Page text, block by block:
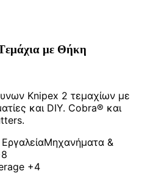
με Θήκη
Knipex 2 τεμαχίων με
και DIY. Cobra® και
Μηχανήματα &
+4